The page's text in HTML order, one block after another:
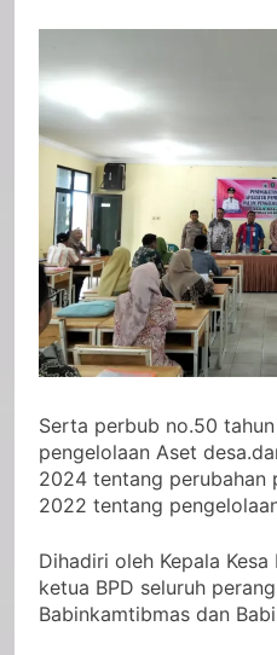
Serta perbub no.50
pengelolaan Aset
2024 tentang perubahan
2022 tentang
Dihadiri oleh Kepala
ketua BPD seluruh
Babinkamtibmas dan